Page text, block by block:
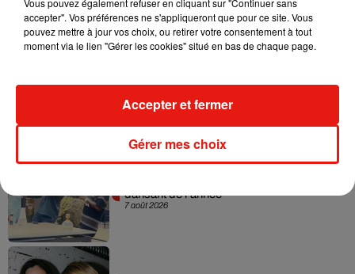
7 août 2026
Sensation » avec Kylie Minogue
7 août 2026
dansant de l’année
Vous pouvez également refuser en cliquant sur "Continuer sans
accepter". Vos préférences ne s'appliqueront que pour ce site. Vous
pouvez mettre à jour vos choix, ou retirer votre consentement à tout
moment via le lien "Gérer les cookies" situé en bas de chaque page.
Gérer mes choix
Accepter et fermer